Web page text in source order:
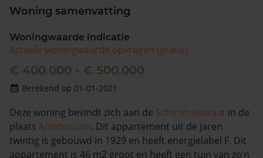
Woning samenvatting
Woningwaarde indicatie
Actuele woningwaarde opvragen (gratis)
€ 400.000 - € 500.000
Berekend op 01-01-2021
Deze woning bevindt zich aan de Schimmelstraat in de
plaats Amsterdam. Dit appartement uit de jaren
twintig is gebouwd in 1929 en heeft energielabel F. Dit
appartement is 46 m2 groot en heeft een tuin van zo’n